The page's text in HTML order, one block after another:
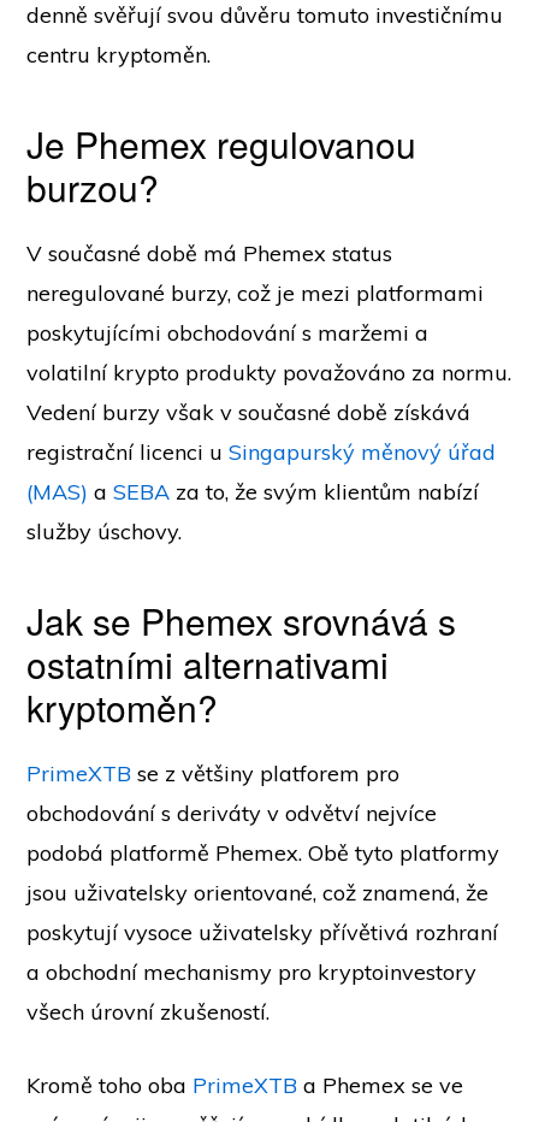
denně svěřují svou důvěru tomuto investičnímu
centru kryptoměn.
Je Phemex regulovanou
burzou?
V současné době má Phemex status
neregulované burzy, což je mezi platformami
poskytujícími obchodování s maržemi a
volatilní krypto produkty považováno za normu.
Vedení burzy však v současné době získává
registrační licenci uSingapurský měnový úřad
(MAS) aSEBA za to, že svým klientům nabízí
služby úschovy.
Jak se Phemex srovnává s
ostatními alternativami
kryptoměn?
PrimeXTB se z většiny platforem pro
obchodování s deriváty v odvětví nejvíce
podobá platformě Phemex. Obě tyto platformy
jsou uživatelsky orientované, což znamená, že
poskytují vysoce uživatelsky přívětivá rozhraní
a obchodní mechanismy pro kryptoinvestory
všech úrovní zkušeností.
Kromě toho oba PrimeXTB a Phemex se ve